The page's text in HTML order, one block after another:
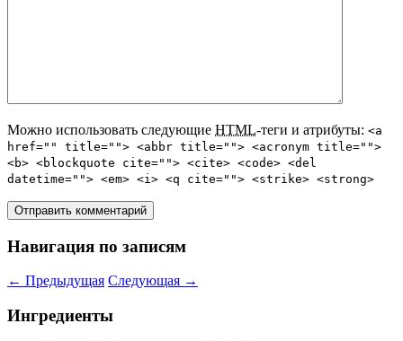
Можно использовать следующие HTML-теги и атрибуты: <a
href="" title=""> <abbr title=""> <acronym title="">
<b> <blockquote cite=""> <cite> <code> <del
datetime=""> <em> <i> <q cite=""> <strike> <strong>
Навигация по записям
← Предыдущая Следующая →
Ингредиенты